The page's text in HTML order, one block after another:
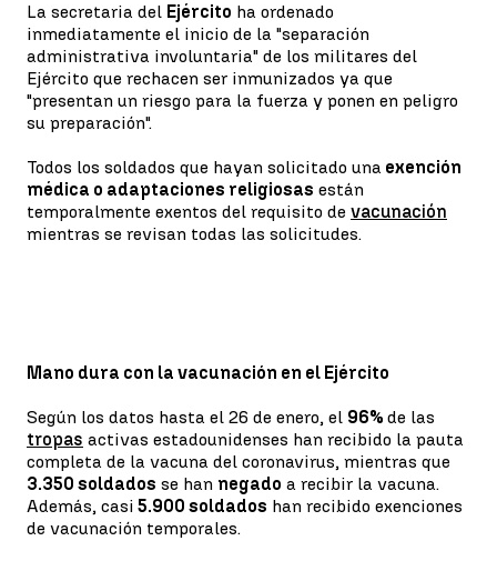
La secretaria del Ejército ha ordenado
inmediatamente el inicio de la "separación
administrativa involuntaria" de los militares del
Ejército que rechacen ser inmunizados ya que
"presentan un riesgo para la fuerza y ponen en peligro
su preparación".
Todos los soldados que hayan solicitado una exención
médica o adaptaciones religiosas están
temporalmente exentos del requisito de vacunación
mientras se revisan todas las solicitudes.
Mano dura con la vacunación en el Ejército
Según los datos hasta el 26 de enero, el 96% de las
tropas activas estadounidenses han recibido la pauta
completa de la vacuna del coronavirus, mientras que
3.350 soldados se han negado a recibir la vacuna.
Además, casi 5.900 soldados han recibido exenciones
de vacunación temporales.